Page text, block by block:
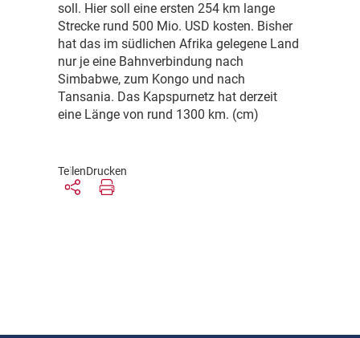
soll. Hier soll eine ersten 254 km lange
Strecke rund 500 Mio. USD kosten. Bisher
hat das im südlichen Afrika gelegene Land
nur je eine Bahnverbindung nach
Simbabwe, zum Kongo und nach
Tansania. Das Kapspurnetz hat derzeit
eine Länge von rund 1300 km. (cm)
TeilenDrucken